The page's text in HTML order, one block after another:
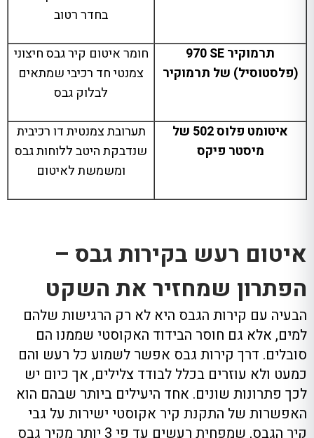
בחדר רטוב
תרמוקירSE
970
(פלסטוסיל) של תרמוקיר
חומר איטום קיר גבס חיצוני
צמנטי חד רכיבי שמתאים
לבלוק גבס
איטומט פלוס 502 של
מיסטר פיקס
תערובת צמנטית דו רכיבית
שנדבקת היטב ללוחות גבס
ומשמשת לאיטום
איטום רעש בקירות גבס –
הפתרון שמחזיר את השקט
הבעיה עם קירות הגבס היא לא רק הרגישות שלהם
למים, אלא גם חוסר הבידוד האקוסטי שממנו הם
סובלים. דרך קירות גבס אפשר לשמוע כל רעש והם
כמעט ולא עוזרים בכלל לבודד צלילים, אך כיום יש
לכך פתרונות שונים. אחד היעילים ביותר שבהם הוא
האפשרות של התקנת קיר אקוסטי ישירות על גבי
קיר הגבס, שמפחית רעשים עד פי 3 יותר מקיר גבס